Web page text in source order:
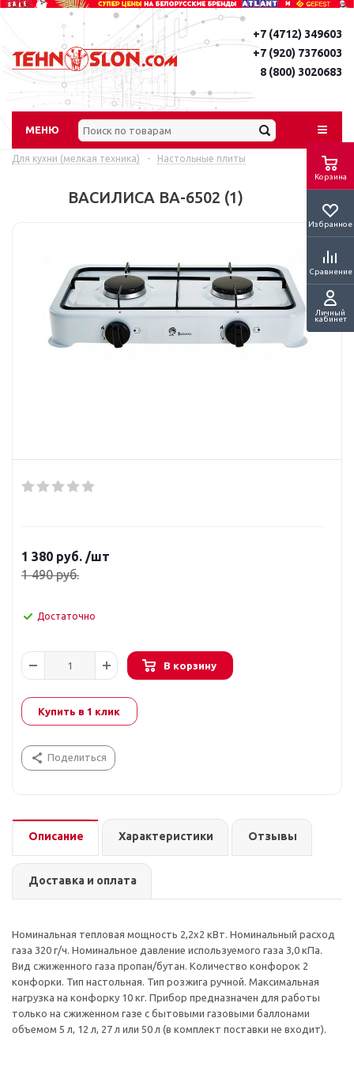
Корзина
Избранное
Сравнение
Личный
кабинет
+7 (4712) 349603
+7 (920) 7376003
8 (800) 3020683
МЕНЮ
Для кухни (мелкая техника) - Настольные плиты
ВАСИЛИСА ВА-6502 (1)
1 380 руб. /шт
1 490руб.
Достаточно
В корзину
Купить в 1 клик
Поделиться
Описание Характеристики Отзывы
Доставка и оплата
Номинальная тепловая мощность 2,2х2 кВт. Номинальный расход
газа 320 г/ч. Номинальное давление используемого газа 3,0 кПа.
Вид сжиженного газа пропан/бутан. Количество конфорок 2
конфорки. Тип настольная. Тип розжига ручной. Максимальная
нагрузка на конфорку 10 кг. Прибор предназначен для работы
только на сжиженном газе с бытовыми газовыми баллонами
объемом 5 л, 12 л, 27 л или 50 л (в комплект поставки не входит).